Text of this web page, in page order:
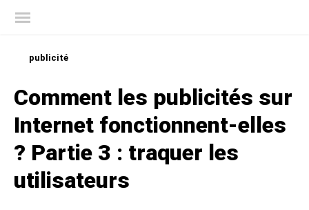
publicité
Comment les publicités sur
Internet fonctionnent-elles
? Partie 3 : traquer les
utilisateurs